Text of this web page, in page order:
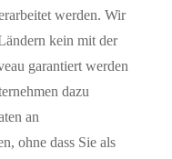
werden. Wir
kein mit der
garantiert werden
dazu
an
ohne dass Sie als